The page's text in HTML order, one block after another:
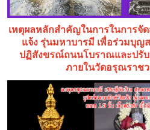
เหตุผลหลักสำคัญในการในการจั
แจ้ง รุ่นมหาบารมี เพื่อร่วมบุ
ปฏิสังขรณ์ถนนโบราณและปรั
ภายในวัดอรุณราช